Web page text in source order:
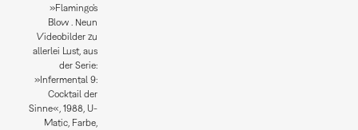
»Flamingo’s
Blow . Neun
Videobilder zu
allerlei Lust, aus
der Serie:
»Infermental 9:
Cocktail der
Sinne«, 1988, U-
Matic, Farbe,